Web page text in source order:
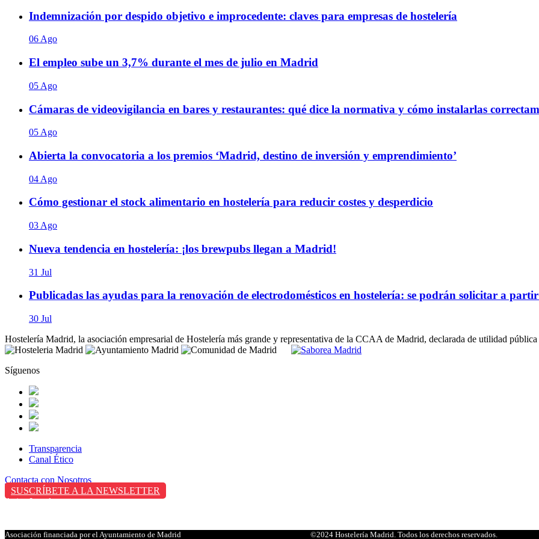
Indemnización por despido objetivo e improcedente: claves para empresas de hostelería
06 Ago
El empleo sube un 3,7% durante el mes de julio en Madrid
05 Ago
Cámaras de videovigilancia en bares y restaurantes: qué dice la normativa y cómo instalarlas
05 Ago
Abierta la convocatoria a los premios ‘Madrid, destino de inversión y emprendimiento’
04 Ago
Cómo gestionar el stock alimentario en hostelería para reducir costes y desperdicio
03 Ago
Nueva tendencia en hostelería: ¡los brewpubs llegan a Madrid!
31 Jul
Publicadas las ayudas para la renovación de electrodomésticos en hostelería: se podrán solicitar a
30 Jul
Hostelería Madrid, la asociación empresarial de Hostelería más grande y representativa de la CCAA de Madrid, declarada de utilidad pública
Síguenos
Transparencia
Canal Ético
Contacta con Nosotros
SUSCRÍBETE A LA NEWSLETTER
Aviso Legal
Asociación financiada por el Ayuntamiento de Madrid ©2024 Hostelería Madrid. Todos los derechos reservados.